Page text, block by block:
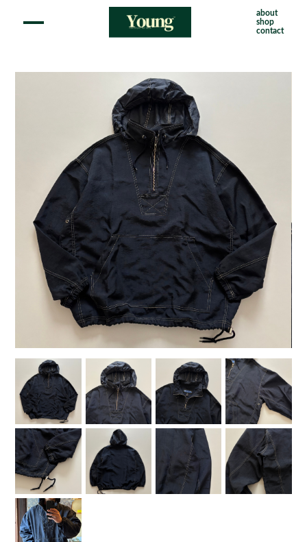
about
shop
contact